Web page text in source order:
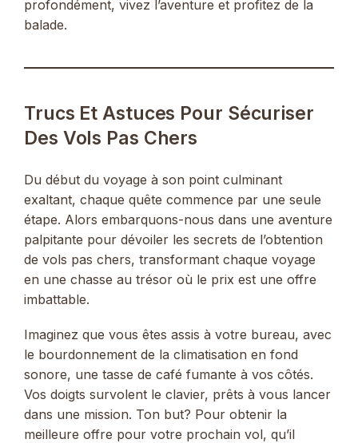
profondément, vivez l’aventure et profitez de la
balade.
Trucs Et Astuces Pour Sécuriser
Des Vols Pas Chers
Du début du voyage à son point culminant
exaltant, chaque quête commence par une seule
étape. Alors embarquons-nous dans une aventure
palpitante pour dévoiler les secrets de l’obtention
de vols pas chers, transformant chaque voyage
en une chasse au trésor où le prix est une offre
imbattable.
Imaginez que vous êtes assis à votre bureau, avec
le bourdonnement de la climatisation en fond
sonore, une tasse de café fumante à vos côtés.
Vos doigts survolent le clavier, prêts à vous lancer
dans une mission. Ton but? Pour obtenir la
meilleure offre pour votre prochain vol, qu’il